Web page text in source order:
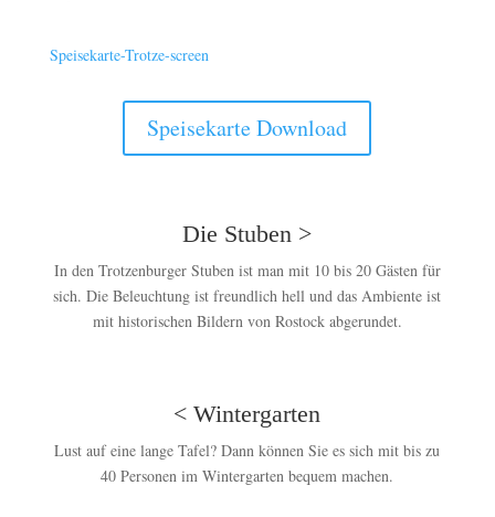
Speisekarte-Trotze-screen
Speisekarte Download
Die Stuben >
In den Trotzenburger Stuben ist man mit 10 bis 20 Gästen für
sich. Die Beleuchtung ist freundlich hell und das Ambiente ist
mit historischen Bildern von Rostock abgerundet.
< Wintergarten
Lust auf eine lange Tafel? Dann können Sie es sich mit bis zu
40 Personen im Wintergarten bequem machen.